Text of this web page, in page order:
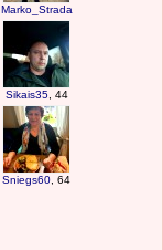
Marko_Strada
Sikais35, 44
Sniegs60 , 64